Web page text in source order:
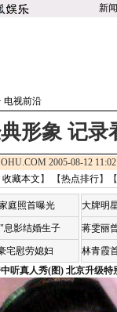
新闻
电视前沿
形象 记录
2005-08-12
收藏本文 】 【热点排行】【
庭照首曝光
息影结婚生子
宅慰劳媳妇
大牌明
蒋雯丽
林青霞
听真人秀(图) 北京升级特